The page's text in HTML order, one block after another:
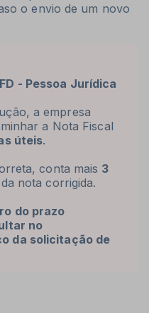
o envio de um novo
- Pessoa Jurídica
a empresa
a Nota Fiscal
úteis.
conta mais 3
nota corrigida.
do prazo
no
da solicitação de